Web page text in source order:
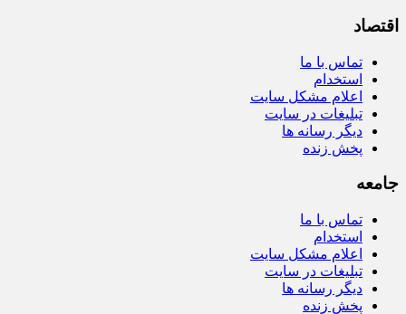
اقتصاد
تماس با ما
استخدام
اعلام مشکل سایت
تبلیغات در سایت
دیگر رسانه ها
پخش زنده
جامعه
تماس با ما
استخدام
اعلام مشکل سایت
تبلیغات در سایت
دیگر رسانه ها
پخش زنده